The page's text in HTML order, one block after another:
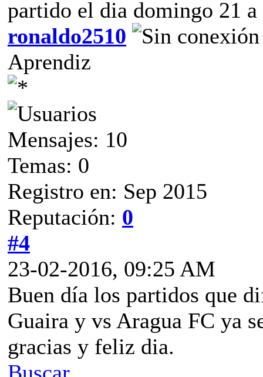
partido el dia domingo 21 a
ronaldo2510
Aprendiz
Mensajes: 10
Temas: 0
Registro en: Sep 2015
Reputación: 0
#4
23-02-2016, 09:25 AM
Buen día los partidos que
Guaira y vs Aragua FC ya
gracias y feliz dia.